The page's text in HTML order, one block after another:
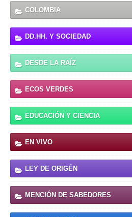
COLOMBIA
DD.HH. Y SOCIEDAD
DESDE LA RAÍZ
ECOS VERDES
EDUCACIÓN Y CIENCIA
EN VIVO
LEY DE ORIGÉN
MENCIÓN DE SABEDORES